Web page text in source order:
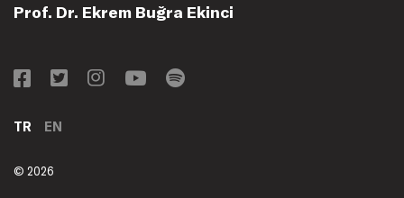
Prof. Dr. Ekrem Buğra Ekinci
TR EN
© 2026